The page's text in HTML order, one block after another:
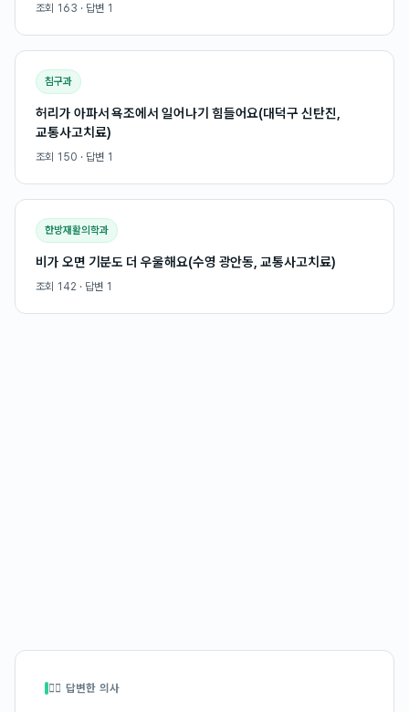
조회 163 · 답변 1
침구과
허리가 아파서 욕조에서 일어나기 힘들어요(대덕구 신탄진,
교통사고치료)
조회 150 · 답변 1
한방재활의학과
비가 오면 기분도 더 우울해요(수영 광안동, 교통사고치료)
조회 142 · 답변 1
👩‍⚕️ 답변한 의사